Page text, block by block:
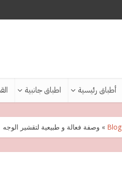
أطباق رئيسية اطباق جانبية
Blog
» وصفة فعالة و طبيعية لتقشير الوجه